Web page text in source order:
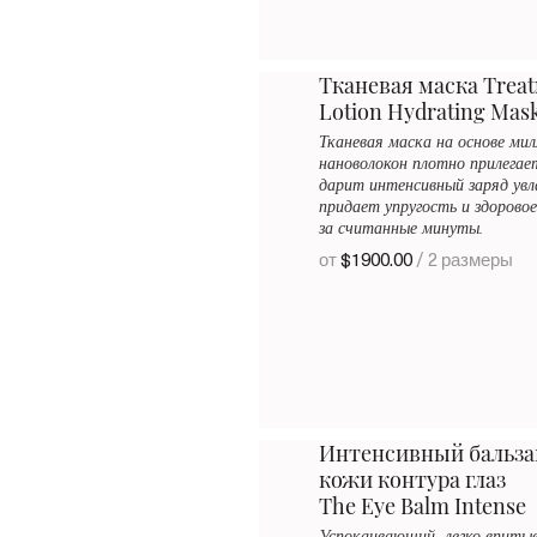
Тканевая маска
Lotion Hydrating
Тканевая маска на основе
нановолокон плотно
дарит интенсивный заряд
придает упругость и
за считанные минуты.
от$1900.00/ 2 размеры
Интенсивный
кожи контура глаз
The Eye Balm Intense